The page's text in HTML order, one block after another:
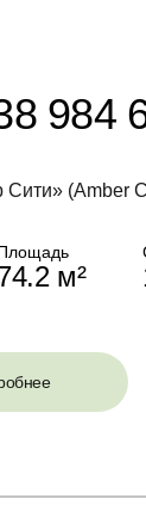
984
(Amber
м²